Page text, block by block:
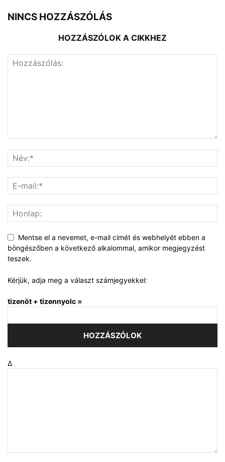
NINCS HOZZÁSZÓLÁS
HOZZÁSZÓLOK A CIKKHEZ
Mentse el a nevemet, e-mail címét és webhelyét ebben a
böngészőben a következő alkalommal, amikor megjegyzést
teszek.
Kérjük, adja meg a választ számjegyekkel:
tizenöt + tizennyolc =
Δ